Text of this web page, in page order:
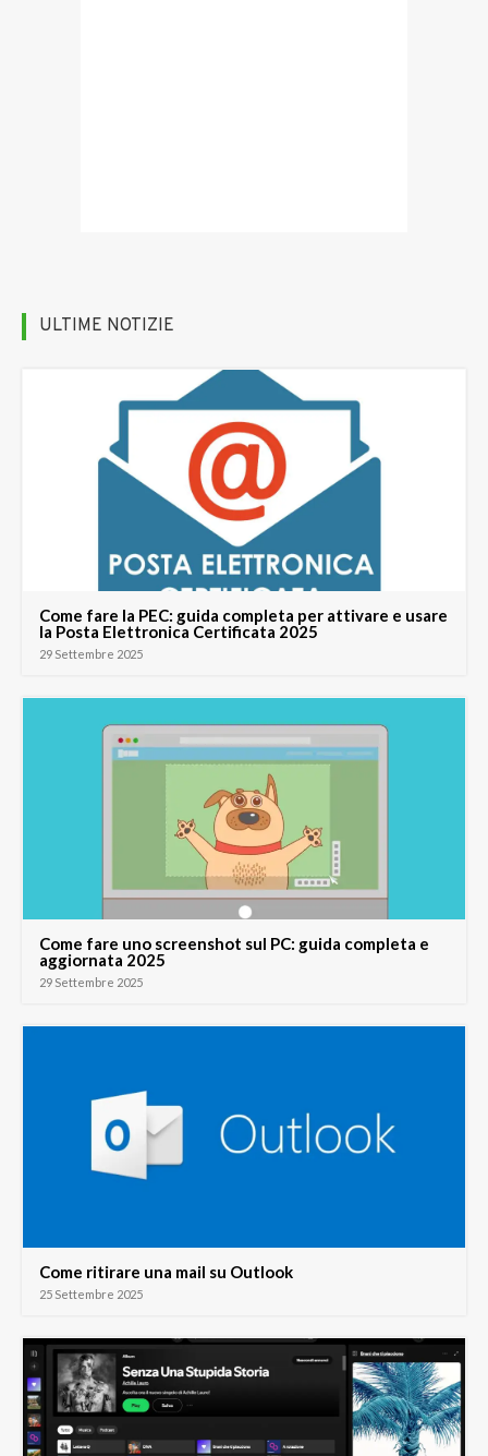
ULTIME NOTIZIE
Come fare la PEC: guida completa per attivare e usare
la Posta Elettronica Certificata 2025
29 Settembre 2025
Come fare uno screenshot sul PC: guida completa e
aggiornata 2025
29 Settembre 2025
Come ritirare una mail su Outlook
25 Settembre 2025